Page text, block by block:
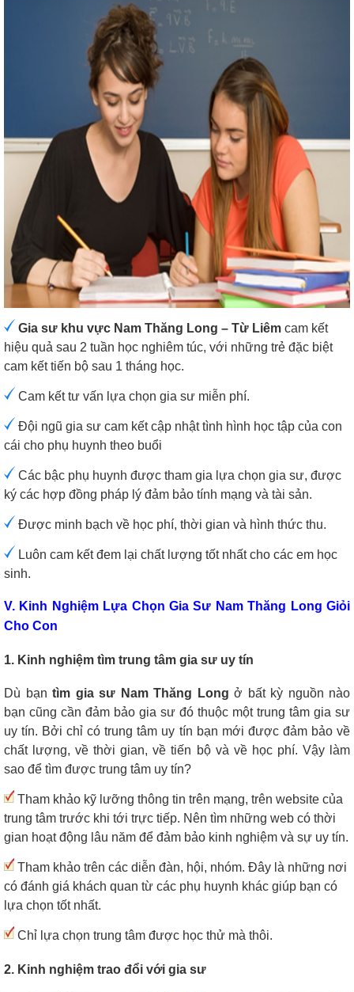
Gia sư khu vực Nam Thăng Long – Từ Liêm cam kết
hiệu quả sau 2 tuần học nghiêm túc, với những trẻ đặc biệt
cam kết tiến bộ sau 1 tháng học.
Cam kết tư vấn lựa chọn gia sư miễn phí.
Đội ngũ gia sư cam kết cập nhật tình hình học tập của con
cái cho phụ huynh theo buổi
Các bậc phụ huynh được tham gia lựa chọn gia sư, được
ký các hợp đồng pháp lý đảm bảo tính mạng và tài sản.
Được minh bạch về học phí, thời gian và hình thức thu.
Luôn cam kết đem lại chất lượng tốt nhất cho các em học
sinh.
V. Kinh Nghiệm Lựa Chọn Gia Sư Nam Thăng Long Giỏi
Cho Con
1. Kinh nghiệm tìm trung tâm gia sư uy tín
Dù bạn tìm gia sư Nam Thăng Long ở bất kỳ nguồn nào
bạn cũng cần đảm bảo gia sư đó thuộc một trung tâm gia sư
uy tín. Bởi chỉ có trung tâm uy tín bạn mới được đảm bảo về
chất lượng, về thời gian, về tiến bộ và về học phí. Vậy làm
sao để tìm được trung tâm uy tín?
Tham khảo kỹ lưỡng thông tin trên mạng, trên website của
trung tâm trước khi tới trực tiếp. Nên tìm những web có thời
gian hoạt động lâu năm để đảm bảo kinh nghiệm và sự uy tín.
Tham khảo trên các diễn đàn, hội, nhóm. Đây là những nơi
có đánh giá khách quan từ các phụ huynh khác giúp bạn có
lựa chọn tốt nhất.
Chỉ lựa chọn trung tâm được học thử mà thôi.
2. Kinh nghiệm trao đổi với gia sư